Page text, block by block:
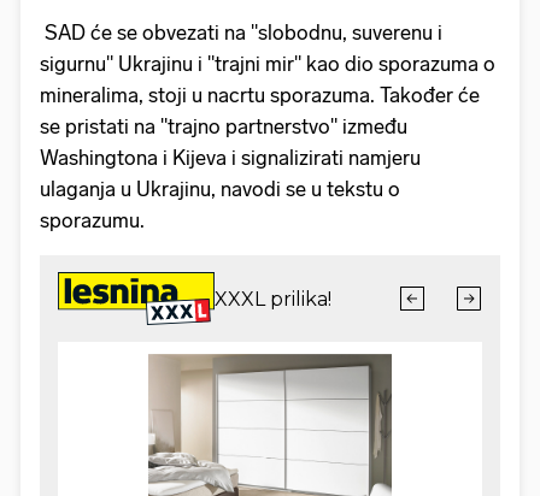
SAD će se obvezati na "slobodnu, suverenu i
sigurnu" Ukrajinu i "trajni mir" kao dio sporazuma o
mineralima, stoji u nacrtu sporazuma. Također će
se pristati na "trajno partnerstvo" između
Washingtona i Kijeva i signalizirati namjeru
ulaganja u Ukrajinu, navodi se u tekstu o
sporazumu.